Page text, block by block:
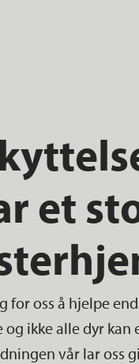
et
oss å hjelpe
ikke alle dyr
vår lar oss